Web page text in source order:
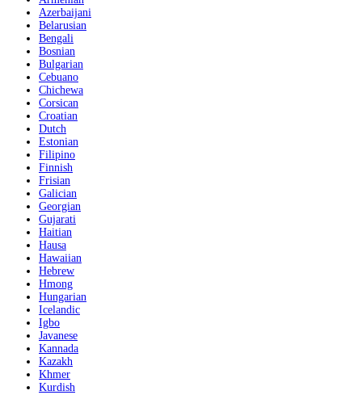
Azerbaijani
Belarusian
Bengali
Bosnian
Bulgarian
Cebuano
Chichewa
Corsican
Croatian
Dutch
Estonian
Filipino
Finnish
Frisian
Galician
Georgian
Gujarati
Haitian
Hausa
Hawaiian
Hebrew
Hmong
Hungarian
Icelandic
Igbo
Javanese
Kannada
Kazakh
Khmer
Kurdish